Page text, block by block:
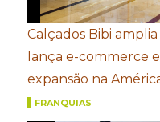
Calçados Bibi
lança e-commerce
expansão na
FRANQUIAS